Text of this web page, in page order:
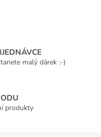
malý dárek :-)
produkty